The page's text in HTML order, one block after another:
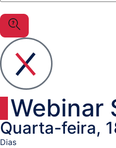
Webinar
Quarta-feira,
Dias